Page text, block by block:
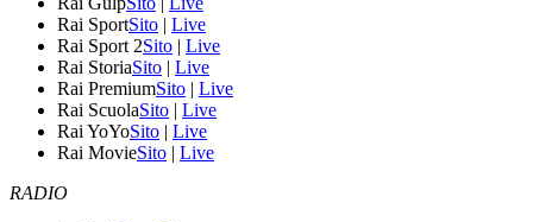
Rai SportSito | Live
Rai Sport 2Sito | Live
Rai StoriaSito | Live
Rai PremiumSito | Live
Rai ScuolaSito | Live
Rai YoYoSito | Live
Rai MovieSito | Live
RADIO